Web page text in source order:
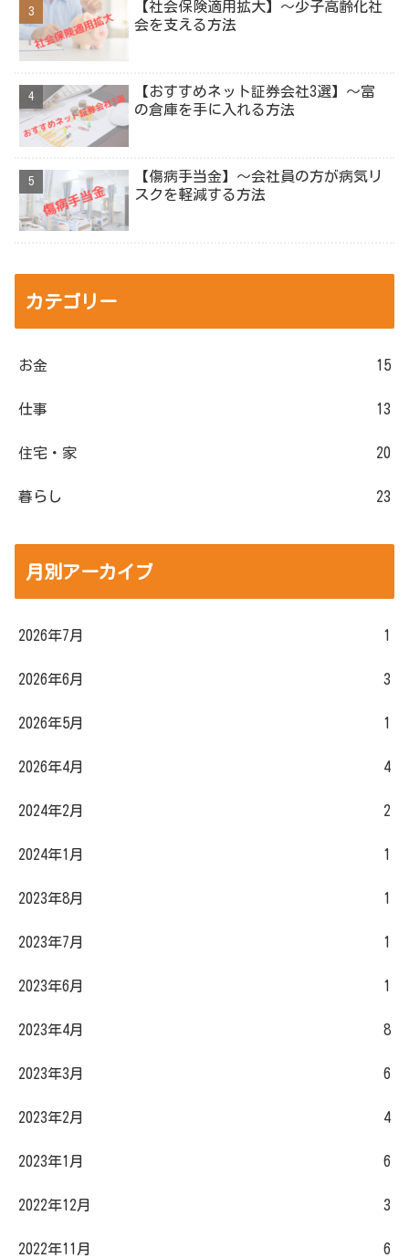
【社会保険適用拡大】～少子高齢化社
会を支える方法
【おすすめネット証券会社3選】～富
の倉庫を手に入れる方法
【傷病手当金】～会社員の方が病気リ
スクを軽減する方法
カテゴリー
お金 15
仕事 13
住宅・家 20
暮らし 23
月別アーカイブ
2026年7月 1
2026年6月 3
2026年5月 1
2026年4月 4
2024年2月 2
2024年1月 1
2023年8月 1
2023年7月 1
2023年6月 1
2023年4月 8
2023年3月 6
2023年2月 4
2023年1月 6
2022年12月 3
2022年11月 6